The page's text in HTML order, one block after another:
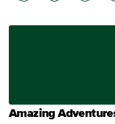
Amazing